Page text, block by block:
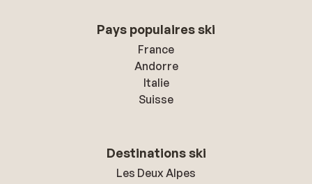
Pays populaires ski
France
Andorre
Italie
Suisse
Destinations ski
Les Deux Alpes